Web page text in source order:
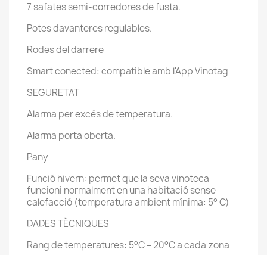
7 safates semi-corredores de fusta.
Potes davanteres regulables.
Rodes del darrere
Smart conected: compatible amb l'App Vinotag
SEGURETAT
Alarma per excés de temperatura.
Alarma porta oberta.
Pany
Funció hivern: permet que la seva vinoteca
funcioni normalment en una habitació sense
calefacció (temperatura ambient mínima: 5° C)
DADES TÈCNIQUES
Rang de temperatures: 5°C – 20°C a cada zona